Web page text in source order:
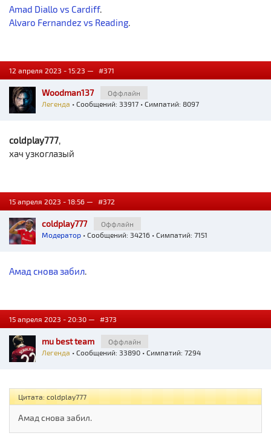
Amad Diallo vs Cardiff.
Alvaro Fernandez vs Reading.
12 апреля 2023 - 15:23 — #371
Woodman137
Оффлайн
Легенда • Сообщений: 33917 • Симпатий: 8097
coldplay777,
хач узкоглазый
15 апреля 2023 - 18:56 — #372
coldplay777
Оффлайн
Модератор • Сообщений: 34216 • Симпатий: 7151
Амад снова забил.
15 апреля 2023 - 20:30 — #373
mu best team
Оффлайн
Легенда • Сообщений: 33890 • Симпатий: 7294
Цитата: coldplay777
Амад снова забил.